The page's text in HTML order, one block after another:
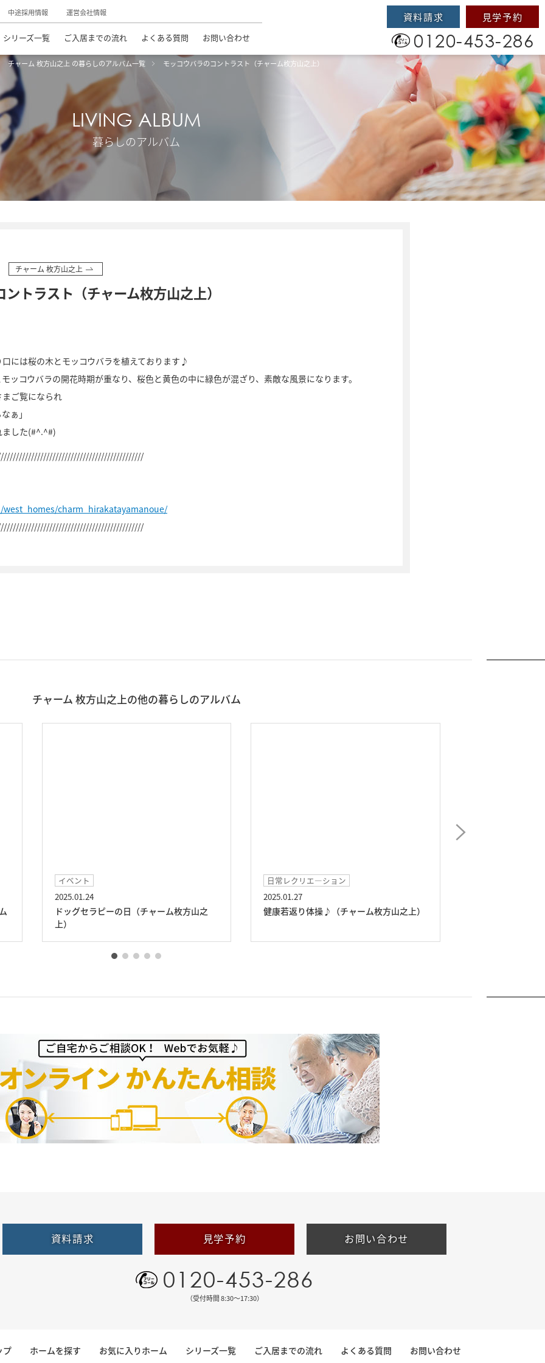
中途採用情報 運営会社情報
シリーズ一覧 ご入居までの流れ よくある質問 お問い合わせ
資料請求 見学予約
0120-453-286
チャーム 枚方山之上 の暮らしのアルバム一覧 モッコウバラのコントラスト（チャーム枚方山之上）
LIVING ALBUM
暮らしのアルバム
チャーム 枚方山之上
トラスト（チャーム枚方山之上）
には桜の木とモッコウバラを植えております♪
ッコウバラの開花時期が重なり、桜色と黄色の中に緑色が混ざり、素敵な風景になります。
ご覧になられ
ぁ」
ました(#^.^#)
charm_hirakatayamanoue/
チャーム 枚方山之上の他の暮らしのアルバム
イベント
2025.01.24
ドッグセラピーの日（チャーム枚方山之
上）
日常レクリエ―ション
2025.01.27
健康若返り体操♪（チャーム枚方山之上）
資料請求 見学予約 お問い合わせ
0120-453-286
（受付時間 8:30〜17:30）
プ ホームを探す お気に入りホーム シリーズ一覧 ご入居までの流れ よくある質問 お問い合わせ